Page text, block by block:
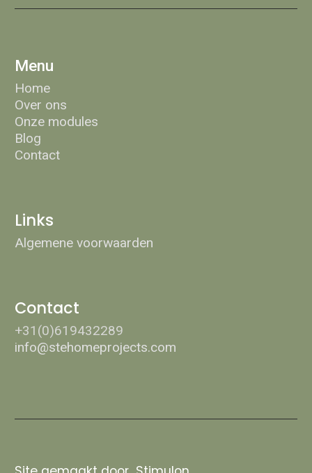
Menu
Home
Over ons
Onze modules
Blog
Contact
Links
Algemene voorwaarden
Contact
+31(0)619432289
info@stehomeprojects.com